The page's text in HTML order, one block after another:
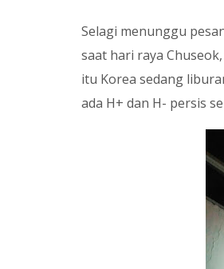
Selagi menunggu
saat hari raya
itu Korea sedang
ada H+ dan H- persis